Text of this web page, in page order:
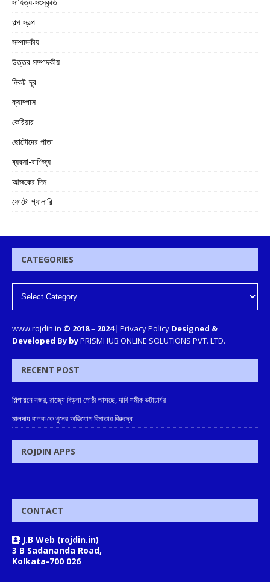
গল্প স্বল্প
সম্পাদকীয়
উত্তর সম্পাদকীয়
নিকট-দূর
ক্যাম্পাস
কেরিয়ার
ছোটোদের পাতা
ব্যবসা-বাণিজ্য
আজকের দিন
ফোটো গ্যালারি
CATEGORIES
www.rojdin.in © 2018– 2024| Privacy Policy Designed &
Developed By byPRISMHUB ONLINE SOLUTIONS PVT. LTD.
RECENT POST
শিল্পায়নে নজর, রাজ্যে বিড়লা গোষ্ঠী আসছে, দাবি শমীক ভট্টাচার্যর
মালদায় বালক কে খুনের অভিযোগ বিমাতার বিরুদ্ধে
ROJDIN APPS
CONTACT
J.B Web (rojdin.in)
3 B Sadananda Road,
Kolkata-700 026